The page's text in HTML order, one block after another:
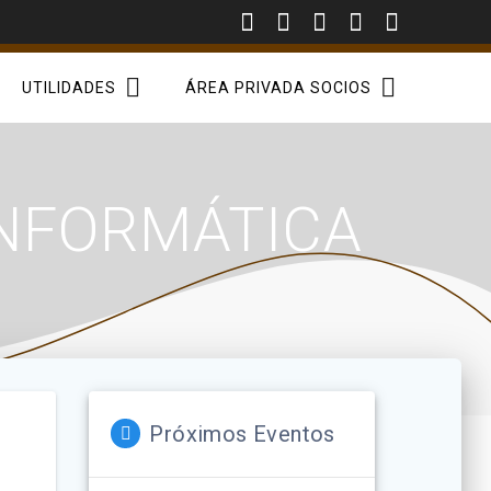
UTILIDADES ÁREA PRIVADA SOCIOS
Próximos Eventos